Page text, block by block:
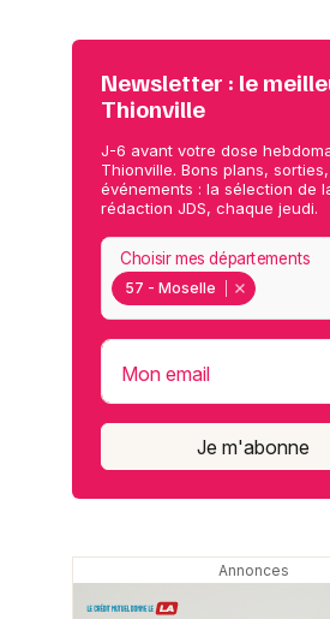
Newsletter : le
Thionville
J-6 avant votre dose
Thionville. Bons plans, sorties,
événements : la sélection de
rédaction JDS, chaque jeudi.
57 - Moselle
Choisir mes départements
Mon email
Je m'abonne